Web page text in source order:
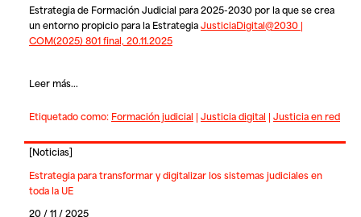
Estrategia de Formación Judicial para 2025-2030 por la que se crea
un entorno propicio para la EstrategiaJusticiaDigital@2030 |
COM(2025) 801 final, 20.11.2025
Leer más...
Etiquetado como: Formación judicial | Justicia digital | Justicia en red
[Noticias]
Estrategia para transformar y digitalizar los sistemas judiciales en
toda la UE
20 / 11 / 2025